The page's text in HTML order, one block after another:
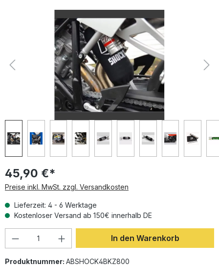
45,90 €*
Preise inkl. MwSt. zzgl. Versandkosten
Lieferzeit: 4 - 6 Werktage
Kostenloser Versand ab 150€ innerhalb DE
Produkt Anzahl: Gib den gewünschten
In den Warenkorb
Produktnummer: ABSHOCK4BKZ800